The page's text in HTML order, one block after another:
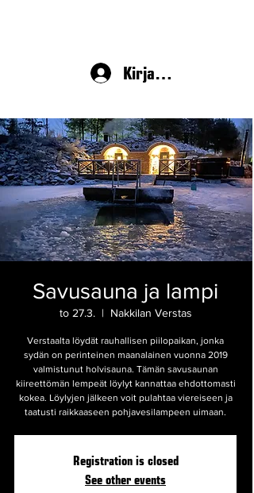
Kirjaudu
Savusauna ja lampi
to 27.3.
  |
Nakkilan Verstas
Verstaalta löydät rauhallisen piilopaikan, jonka
sydän on perinteinen maanalainen vuonna 2019
valmistunut holvisauna. Tämän savusaunan
kiireettömän lempeät löylyt kannattaa ehdottomasti
kokea. Löylyjen jälkeen voit pulahtaa viereiseen ja
taatusti raikkaaseen pohjavesilampeen uimaan.
Registration is closed
See other events